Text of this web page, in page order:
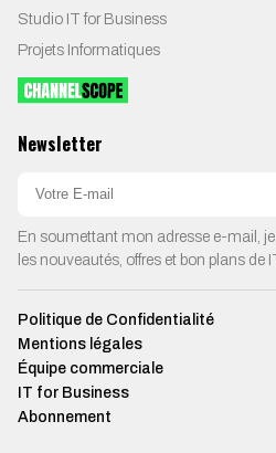
Studio IT for Business
Projets Informatiques
Newsletter
En soumettant mon adresse e-mail,
les nouveautés, offres et bon plans de
Politique de Confidentialité
Mentions légales
Équipe commerciale
IT for Business
Abonnement